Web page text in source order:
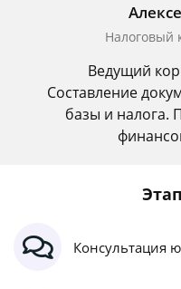
Налоговый
Ведущий
Составление
базы и
Консультация